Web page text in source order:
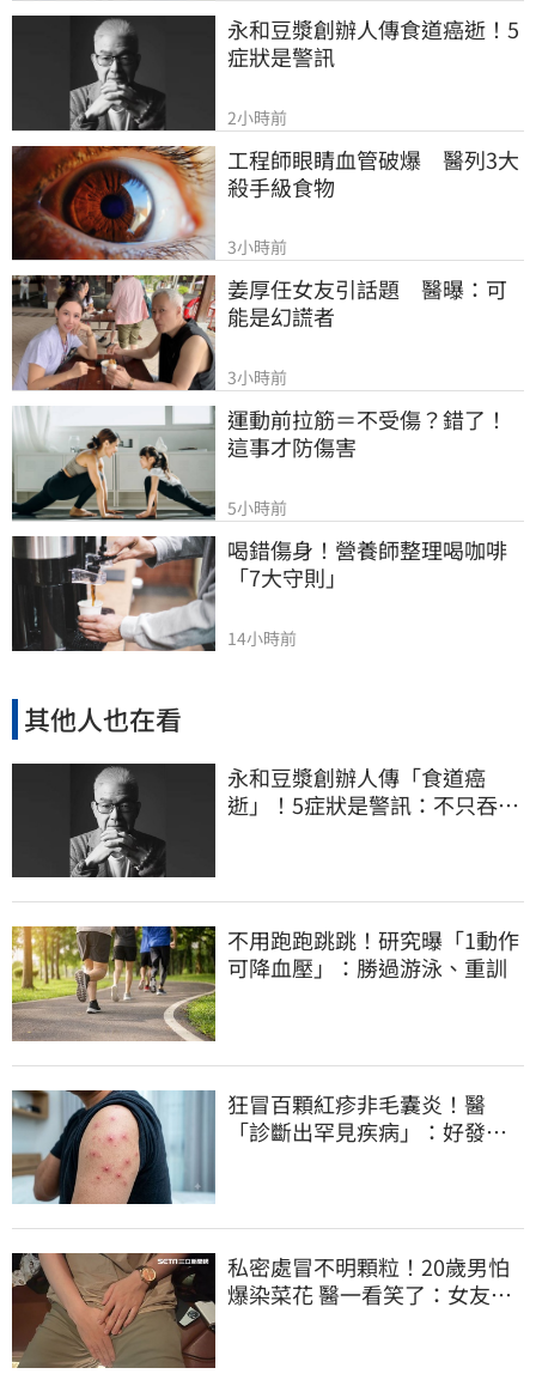
永和豆漿創辦人傳食道癌逝！5
症狀是警訊
2小時前
工程師眼睛血管破爆　醫列3大
殺手級食物
3小時前
姜厚任女友引話題　醫曝：可
能是幻謊者
3小時前
運動前拉筋＝不受傷？錯了！
這事才防傷害
5小時前
喝錯傷身！營養師整理喝咖啡
「7大守則」
14小時前
其他人也在看
永和豆漿創辦人傳「食道癌
逝」！5症狀是警訊：不只吞嚥
不用跑跑跳跳！研究曝「1動作
可降血壓」：勝過游泳、重訓
狂冒百顆紅疹非毛囊炎！醫
「診斷出罕見疾病」：好發這
私密處冒不明顆粒！20歲男怕
爆染菜花 醫一看笑了：女友常